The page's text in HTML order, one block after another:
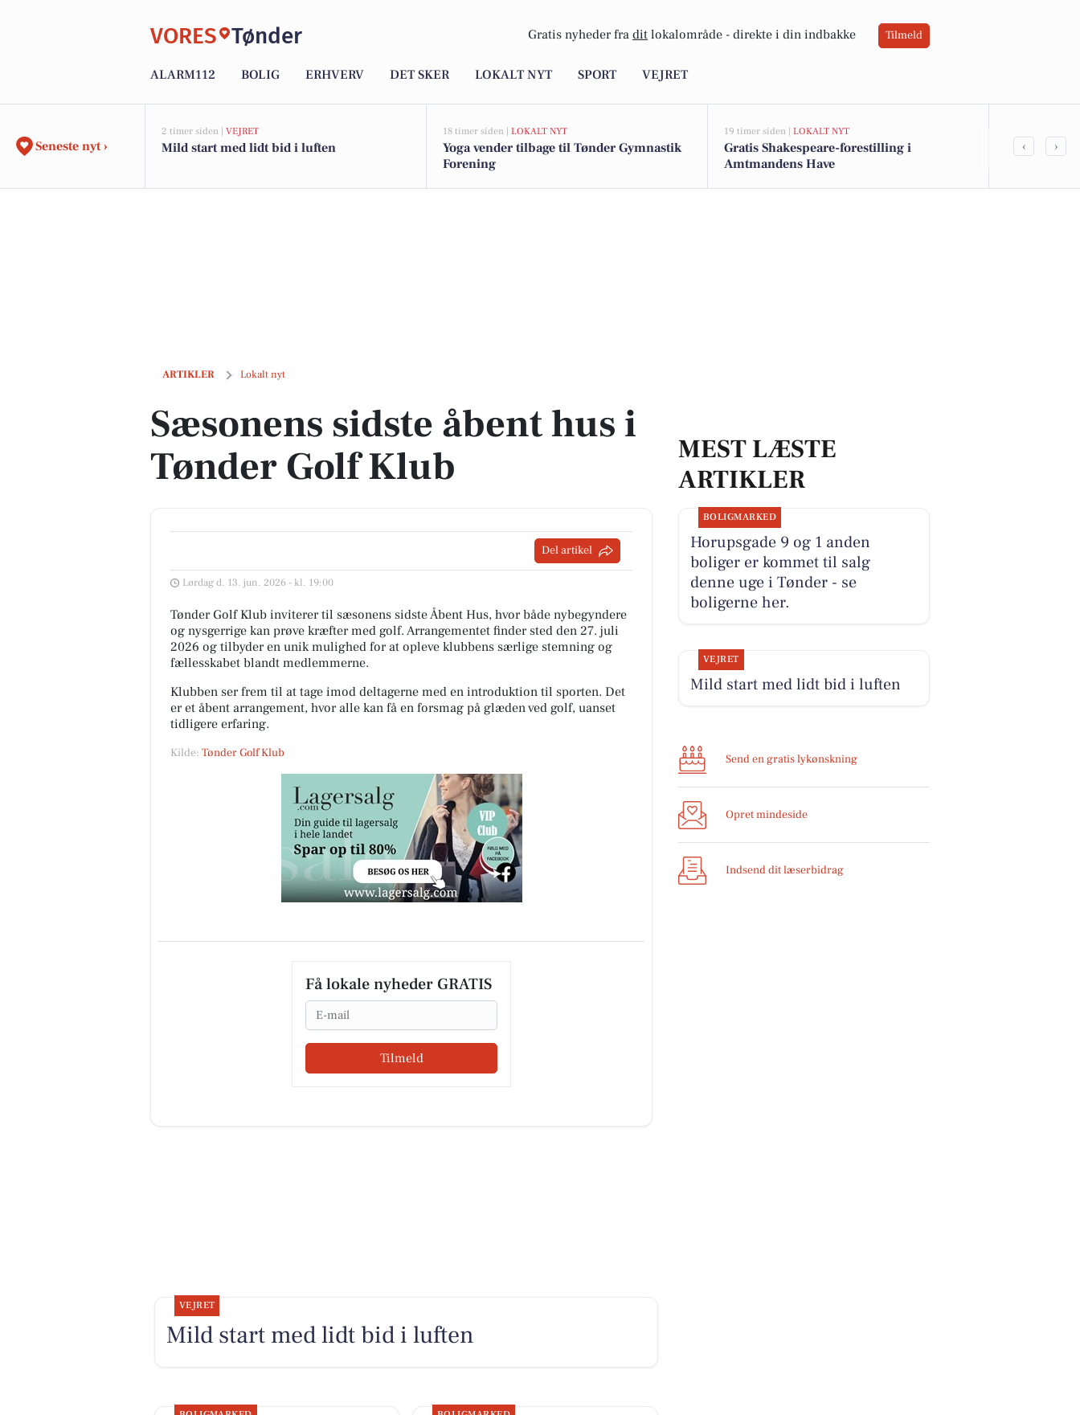
VORES Tønder Gratis nyheder fra dit lokalområde - direkte i din indbakke Tilmeld
ALARM112 BOLIG ERHVERV DET SKER LOKALT NYT SPORT VEJRET
Seneste nyt ›
2 timer siden | VEJRET
Mild start med lidt bid i luften
18 timer siden | LOKALT NYT
Yoga vender tilbage til Tønder Gymnastik
Forening
19 timer siden | LOKALT NYT
Gratis Shakespeare-forestilling i
Amtmandens Have
‹ ›
ARTIKLER Lokalt nyt
Sæsonens sidste åbent hus i Tønder Golf Klub
Sæsonens sidste åbent hus i
Tønder Golf Klub
Del artikel
Lørdag d. 13. jun. 2026 - kl. 19:00
Tønder Golf Klub inviterer til sæsonens sidste Åbent Hus, hvor både nybegyndere
og nysgerrige kan prøve kræfter med golf. Arrangementet finder sted den 27. juli
2026 og tilbyder en unik mulighed for at opleve klubbens særlige stemning og
fællesskabet blandt medlemmerne.
Klubben ser frem til at tage imod deltagerne med en introduktion til sporten. Det
er et åbent arrangement, hvor alle kan få en forsmag på glæden ved golf, uanset
tidligere erfaring.
Kilde: Tønder Golf Klub
Få lokale nyheder GRATIS
Email
Tilmeld
MEST LÆSTE
ARTIKLER
BOLIGMARKED
Horupsgade 9 og 1 anden
boliger er kommet til salg
denne uge i Tønder - se
boligerne her.
VEJRET
Mild start med lidt bid i luften
Send en gratis lykønskning
Opret mindeside
Indsend dit læserbidrag
VEJRET
Mild start med lidt bid i luften